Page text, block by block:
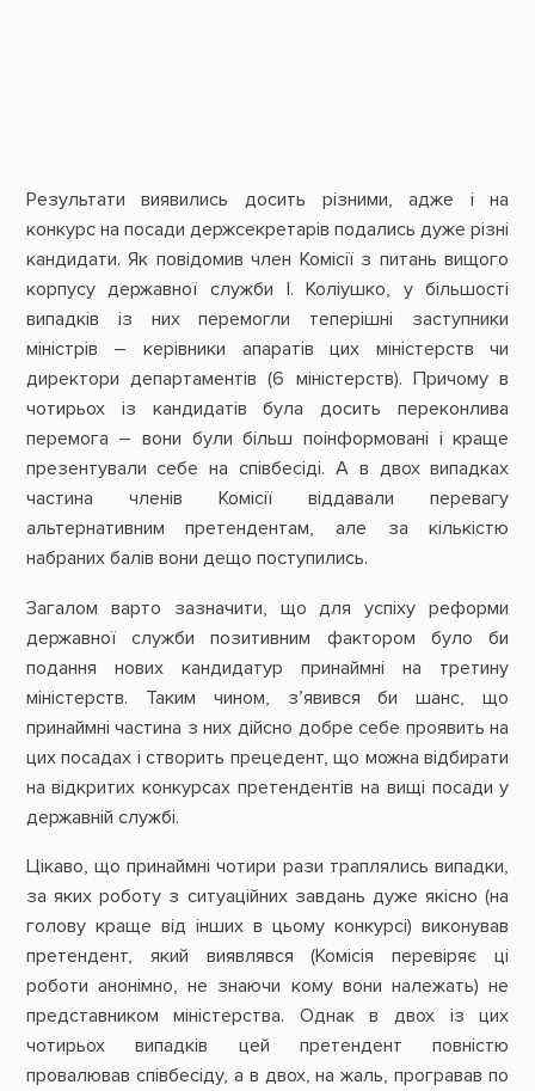
Результати виявились досить різними, адже і на
конкурс на посади держсекретарів подались дуже різні
кандидати. Як повідомив член Комісії з питань вищого
корпусу державної служби І. Коліушко, у більшості
випадків із них перемогли теперішні заступники
міністрів – керівники апаратів цих міністерств чи
директори департаментів (6 міністерств). Причому в
чотирьох із кандидатів була досить переконлива
перемога – вони були більш поінформовані і краще
презентували себе на співбесіді. А в двох випадках
частина членів Комісії віддавали перевагу
альтернативним претендентам, але за кількістю
набраних балів вони дещо поступились.
Загалом варто зазначити, що для успіху реформи
державної служби позитивним фактором було би
подання нових кандидатур принаймні на третину
міністерств. Таким чином, з’явився би шанс, що
принаймні частина з них дійсно добре себе проявить на
цих посадах і створить прецедент, що можна відбирати
на відкритих конкурсах претендентів на вищі посади у
державній службі.
Цікаво, що принаймні чотири рази траплялись випадки,
за яких роботу з ситуаційних завдань дуже якісно (на
голову краще від інших в цьому конкурсі) виконував
претендент, який виявлявся (Комісія перевіряє ці
роботи анонімно, не знаючи кому вони належать) не
представником міністерства. Однак в двох із цих
чотирьох випадків цей претендент повністю
провалював співбесіду, а в двох, на жаль, програвав по